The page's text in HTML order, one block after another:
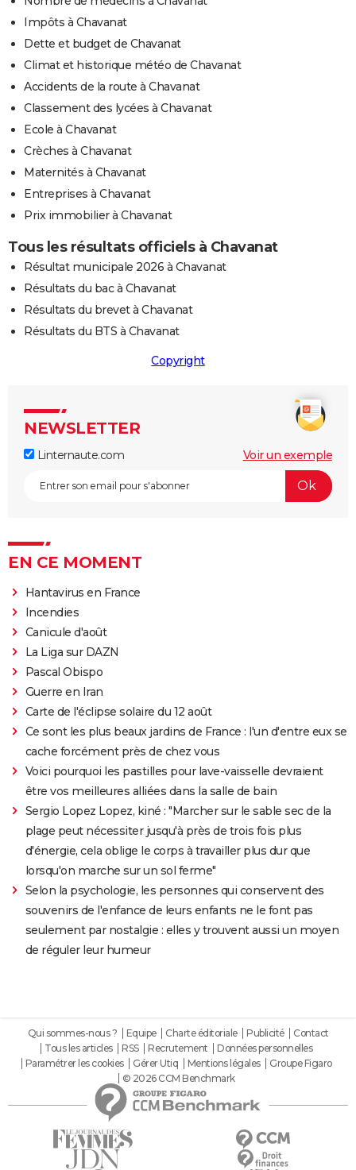
Impôts à Chavanat
Dette et budget de Chavanat
Climat et historique météo de Chavanat
Accidents de la route à Chavanat
Classement des lycées à Chavanat
Ecole à Chavanat
Crèches à Chavanat
Maternités à Chavanat
Entreprises à Chavanat
Prix immobilier à Chavanat
Tous les résultats officiels à Chavanat
Résultat municipale 2026 à Chavanat
Résultats du bac à Chavanat
Résultats du brevet à Chavanat
Résultats du BTS à Chavanat
Copyright
NEWSLETTER
Linternaute.com Voir un exemple
EN CE MOMENT
Hantavirus en France
Incendies
Canicule d'août
La Liga sur DAZN
Pascal Obispo
Guerre en Iran
Carte de l'éclipse solaire du 12 août
Ce sont les plus beaux jardins de France : l'un d'entre eux se
cache forcément près de chez vous
Voici pourquoi les pastilles pour lave-vaisselle devraient
être vos meilleures alliées dans la salle de bain
Sergio Lopez Lopez, kiné : "Marcher sur le sable sec de la
plage peut nécessiter jusqu'à près de trois fois plus
d'énergie, cela oblige le corps à travailler plus dur que
lorsqu'on marche sur un sol ferme"
Selon la psychologie, les personnes qui conservent des
souvenirs de l'enfance de leurs enfants ne le font pas
seulement par nostalgie : elles y trouvent aussi un moyen
de réguler leur humeur
Qui sommes-nous ? Equipe Charte éditoriale Publicité
Contact
Tous les articles
RSS Recrutement
Données personnelles
Paramétrer les cookies
Gérer Utiq Mentions légales
Groupe Figaro
© 2026 CCM Benchmark